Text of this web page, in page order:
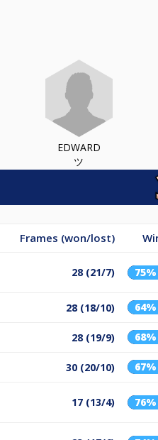
EDWARD
ツ
Frames (won/lost)
28 (21/7) 75%
28 (18/10) 64%
28 (19/9) 68%
30 (20/10) 67%
17 (13/4) 76%